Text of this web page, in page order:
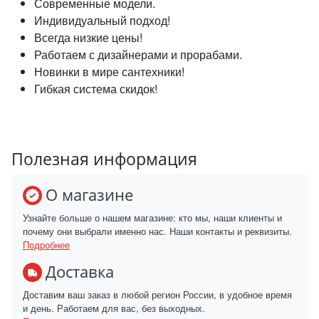
Индивидуальный подход!
Всегда низкие цены!
Работаем с дизайнерами и прорабами.
Новинки в мире сантехники!
Гибкая система скидок!
Полезная информация
О магазине
Узнайте больше о нашем магазине: кто мы, наши клиенты и
почему они выбрали именно нас. Наши контакты и реквизиты.
Подробнее
Доставка
Доставим ваш заказ в любой регион России, в удобное время
и день. Работаем для вас, без выходных.